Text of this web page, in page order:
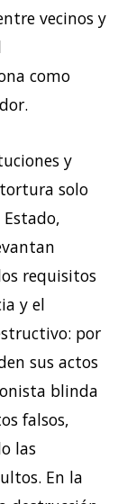
vecinos y
como
y
solo
requisitos
y el
por
sus actos
blinda
falsos,
las
En la